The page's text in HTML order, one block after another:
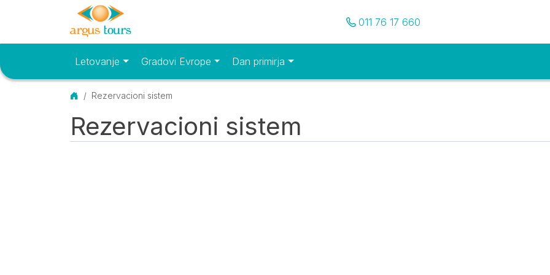
Pozovite nas
011 76 17 660
Osnovni meniLetovanje Gradovi Evrope Dan primirja
Početna
Rezervacioni sistem
Rezervacioni sistem